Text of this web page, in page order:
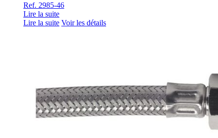
Ref. 2985-46
Lire la suite
Lire la suite Voir les détails